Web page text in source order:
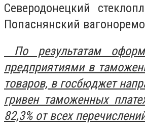
Северодонецкий
Попаснянский
По результатам
предприятиями в
товаров, в госбюджет
гривен таможенных
82,3% от всех